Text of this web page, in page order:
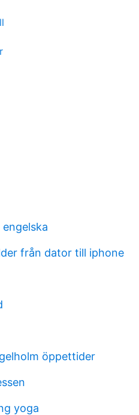
från dator till iphone
öppettider
yoga